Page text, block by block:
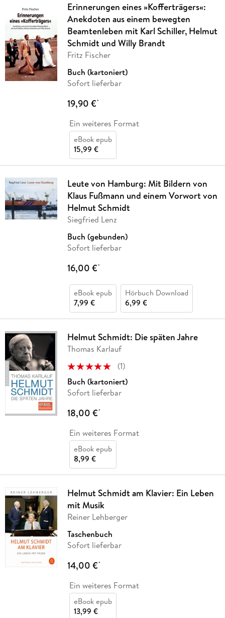
Erinnerungen eines »Kofferträgers«:
Anekdoten aus einem bewegten
Beamtenleben mit Karl Schiller, Helmut
Schmidt und Willy Brandt
Fritz Fischer
Buch (kartoniert)
Sofort lieferbar
19,90 €*
Ein weiteres Format
eBook epub
15,99 €
Leute von Hamburg: Mit Bildern von
Klaus Fußmann und einem Vorwort von
Helmut Schmidt
Siegfried Lenz
Buch (gebunden)
Sofort lieferbar
16,00 €*
eBook epub
7,99 €
Hörbuch Download
6,99 €
Helmut Schmidt: Die späten Jahre
Thomas Karlauf
(1)
Buch (kartoniert)
Sofort lieferbar
18,00 €*
Ein weiteres Format
eBook epub
8,99 €
Helmut Schmidt am Klavier: Ein Leben
mit Musik
Reiner Lehberger
Taschenbuch
Sofort lieferbar
14,00 €*
Ein weiteres Format
eBook epub
13,99 €